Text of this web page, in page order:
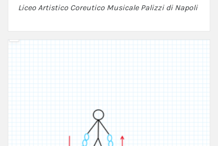
Liceo Artistico Coreutico Musicale Palizzi di Napoli